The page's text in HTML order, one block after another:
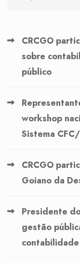
CRCGO
sobre
público
workshop
Sistema
CRCGO
Goiano da
Presidente
gestão